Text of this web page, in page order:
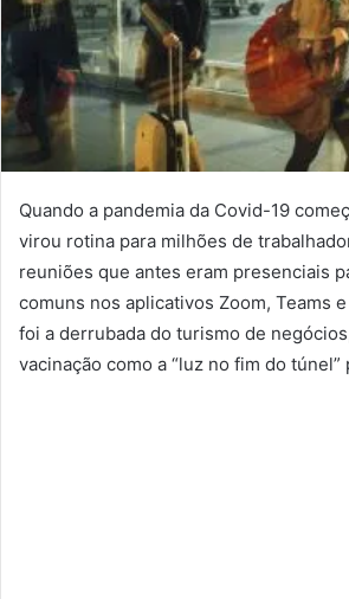
Quando a pandemia da Covid-19
virou rotina para milhões de
reuniões que antes eram presenciais
comuns nos aplicativos Zoom, Teams
foi a derrubada do turismo de negócios
vacinação como a “luz no fim do túnel”